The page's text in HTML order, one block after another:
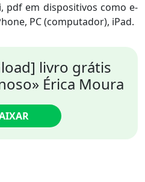
pdf em dispositivos como e-
PC (computador), iPad.
livro grátis
Érica Moura